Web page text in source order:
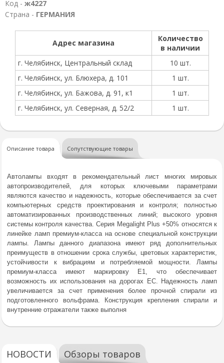
Код - ж4227
Страна - ГЕРМАНИЯ
Адрес магазина
Количество
в наличии
г. Челябинск, Центральный склад
10 шт.
г. Челябинск, ул. Блюхера, д. 101
1 шт.
г. Челябинск, ул. Бажова, д. 91, к1
1 шт.
г. Челябинск, ул. Северная, д. 52/2
1 шт.
Описание товара Сопутствующие товары
Автолампы входят в рекомендательный лист многих мировых
автопроизводителей, для которых ключевыми параметрами
являются качество и надежность, которые обеспечивается за счет
компьютерных средств проектирования и контроля; полностью
автоматизированных производственных линий; высокого уровня
системы контроля качества. Серия Megalight Plus +50% относятся к
линейке ламп премиум-класса на основе специальной конструкции
лампы. Лампы данного диапазона имеют ряд дополнительных
преимуществ в отношении срока службы, цветовых характеристик,
устойчивости к вибрациям и потребляемой мощности. Лампы
премиум-класса имеют маркировку E1, что обеспечивает
возможность их использования на дорогах ЕС. Надежность ламп
увеличивается за счет применения более прочной спирали из
подготовленного вольфрама. Конструкция крепления спирали и
внутренние отражатели также выполня
НОВОСТИ Обзоры товаров